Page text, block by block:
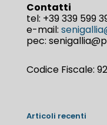
Contatti
tel: +39 339 599
e-mail:
pec:
Codice Fiscale:
Articoli recenti